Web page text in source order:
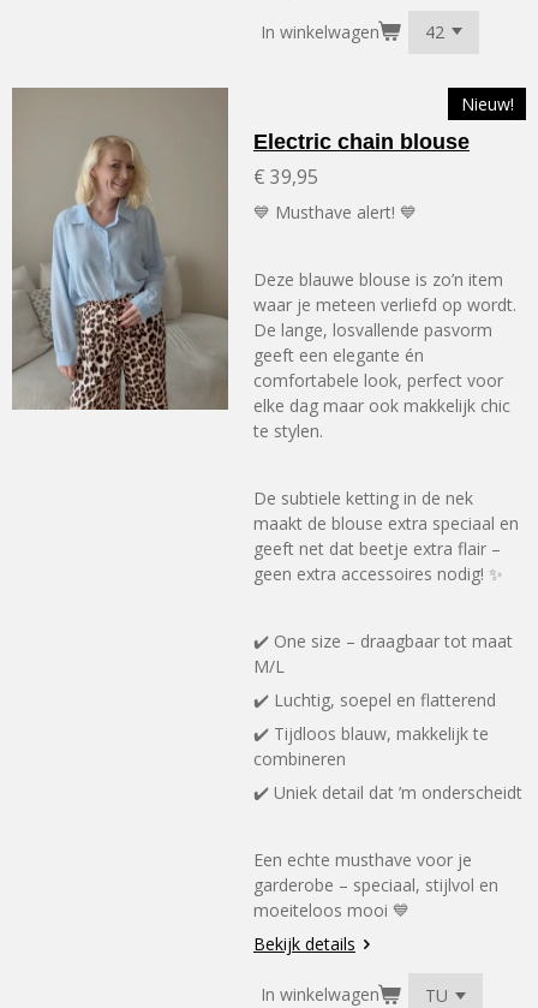
In winkelwagen
Nieuw!
Electric chain blouse
€ 39,95
💙 Musthave alert! 💙
Deze blauwe blouse is zo’n item
waar je meteen verliefd op wordt.
De lange, losvallende pasvorm
geeft een elegante én
comfortabele look, perfect voor
elke dag maar ook makkelijk chic
te stylen.
De subtiele ketting in de nek
maakt de blouse extra speciaal en
geeft net dat beetje extra flair –
geen extra accessoires nodig! ✨
✔️ One size – draagbaar tot maat
M/L
✔️ Luchtig, soepel en flatterend
✔️ Tijdloos blauw, makkelijk te
combineren
✔️ Uniek detail dat ’m onderscheidt
Een echte musthave voor je
garderobe – speciaal, stijlvol en
moeiteloos mooi 💙
Bekijk details
In winkelwagen